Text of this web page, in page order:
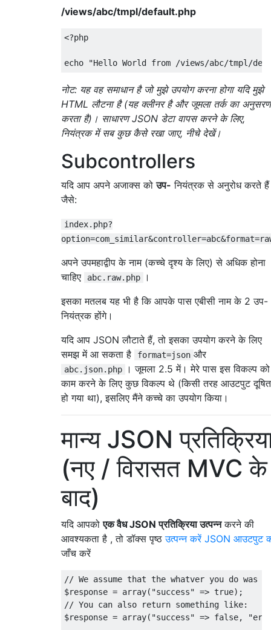
/views/abc/tmpl/default.php
<?php
नोट: यह वह समाधान है जो मुझे उपयोग करना होगा यदि मुझे
HTML लौटना है (यह क्लीनर है और जूमला तर्क का अनुसरण
करता है)। साधारण JSON डेटा वापस करने के लिए,
नियंत्रक में सब कुछ कैसे रखा जाए, नीचे देखें।
Subcontrollers
यदि आप अपने अजाक्स कोउप- नियंत्रक से अनुरोध करते
जैसे:
index.php?
अपने उपमहाद्वीप के नाम (कच्चे दृश्य के लिए) से अधिक होना
चाहिए
abc.raw.php
।
इसका मतलब यह भी है कि आपके पास एबीसी नाम के 2 उप-
नियंत्रक होंगे।
यदि आप JSON लौटाते हैं, तो इसका उपयोग करने के लिए
समझ में आ सकता है
format=json और
abc.json.php
। जूमला 2.5 में। मेरे पास इस विकल्प को
काम करने के लिए कुछ विकल्प थे (किसी तरह आउटपुट दूषित
हो गया था), इसलिए मैंने कच्चे का उपयोग किया।
मान्य JSON
(नए / विरासत MVC के
बाद)
यदि आपकोएक वैध JSON प्रतिक्रिया उत्पन्नकरने की
आवश्यकता है , तो डॉक्स पृष्ठउत्पन्न करें JSON आउटपुट
जाँच करें
// We assume that the whatver you do was a
$response = array("success" => true);
// You can also return something like:
$response = array("success" => false,